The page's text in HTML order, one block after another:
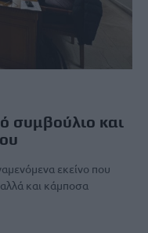
συμβούλιο και
εκείνο που
και κάμποσα